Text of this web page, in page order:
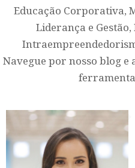
Educação Corporativa,
Liderança e
Navegue por nosso blog e